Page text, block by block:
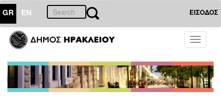
GR EN ΕΙΣΟΔΟΣ
Toggle
ΔΗΜΟΣ
Δελτία
Τύπου
Αρχείο